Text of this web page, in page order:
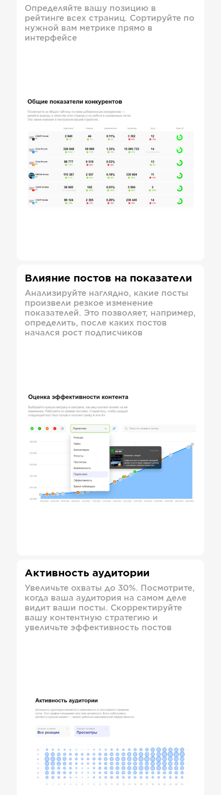
Определяйте вашу позицию в
рейтинге всех страниц. Сортируйте по
нужной вам метрике прямо в
интерфейсе
Влияние постов на показатели
Анализируйте наглядно, какие посты
произвели резкое изменение
показателей. Это позволяет, например,
определить, после каких постов
начался рост подписчиков
Активность аудитории
Увеличьте охваты до 30%. Посмотрите,
когда ваша аудитория на самом деле
видит ваши посты. Скорректируйте
вашу контентную стратегию и
увеличьте эффективность постов